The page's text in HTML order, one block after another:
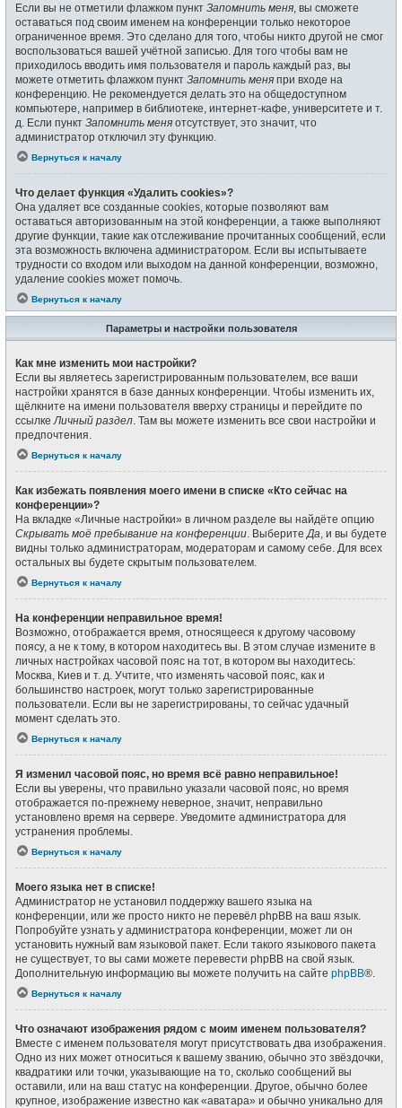
Если вы не отметили флажком пункт Запомнить меня , вы сможете
оставаться под своим именем на конференции только некоторое
ограниченное время. Это сделано для того, чтобы никто другой не смог
воспользоваться вашей учётной записью. Для того чтобы вам не
приходилось вводить имя пользователя и пароль каждый раз, вы
можете отметить флажком пункт Запомнить меня при входе на
конференцию. Не рекомендуется делать это на общедоступном
компьютере, например в библиотеке, интернет-кафе, университете и т.
д. Если пункт Запомнить меня отсутствует, это значит, что
администратор отключил эту функцию.
Вернуться к началу
Что делает функция «Удалить cookies»?
Она удаляет все созданные cookies, которые позволяют вам
оставаться авторизованным на этой конференции, а также выполняют
другие функции, такие как отслеживание прочитанных сообщений, если
эта возможность включена администратором. Если вы испытываете
трудности со входом или выходом на данной конференции, возможно,
удаление cookies может помочь.
Вернуться к началу
Параметры и настройки пользователя
Как мне изменить мои настройки?
Если вы являетесь зарегистрированным пользователем, все ваши
настройки хранятся в базе данных конференции. Чтобы изменить их,
щёлкните на имени пользователя вверху страницы и перейдите по
ссылкеЛичный раздел. Там вы можете изменить все свои настройки и
предпочтения.
Вернуться к началу
Как избежать появления моего имени в списке «Кто сейчас на
конференции»?
На вкладке «Личные настройки» в личном разделе вы найдёте опцию
Скрывать моё пребывание на конференции. ВыберитеДа, и вы будете
видны только администраторам, модераторам и самому себе. Для всех
остальных вы будете скрытым пользователем.
Вернуться к началу
На конференции неправильное время!
Возможно, отображается время, относящееся к другому часовому
поясу, а не к тому, в котором находитесь вы. В этом случае измените в
личных настройках часовой пояс на тот, в котором вы находитесь:
Москва, Киев и т. д. Учтите, что изменять часовой пояс, как и
большинство настроек, могут только зарегистрированные
пользователи. Если вы не зарегистрированы, то сейчас удачный
момент сделать это.
Вернуться к началу
Я изменил часовой пояс, но время всё равно неправильное!
Если вы уверены, что правильно указали часовой пояс, но время
отображается по-прежнему неверное, значит, неправильно
установлено время на сервере. Уведомите администратора для
устранения проблемы.
Вернуться к началу
Моего языка нет в списке!
Администратор не установил поддержку вашего языка на
конференции, или же просто никто не перевёл phpBB на ваш язык.
Попробуйте узнать у администратора конференции, может ли он
установить нужный вам языковой пакет. Если такого языкового пакета
не существует, то вы сами можете перевести phpBB на свой язык.
Дополнительную информацию вы можете получить на сайте phpBB®.
Вернуться к началу
Что означают изображения рядом с моим именем пользователя?
Вместе с именем пользователя могут присутствовать два изображения.
Одно из них может относиться к вашему званию, обычно это звёздочки,
квадратики или точки, указывающие на то, сколько сообщений вы
оставили, или на ваш статус на конференции. Другое, обычно более
крупное, изображение известно как «аватара» и обычно уникально для